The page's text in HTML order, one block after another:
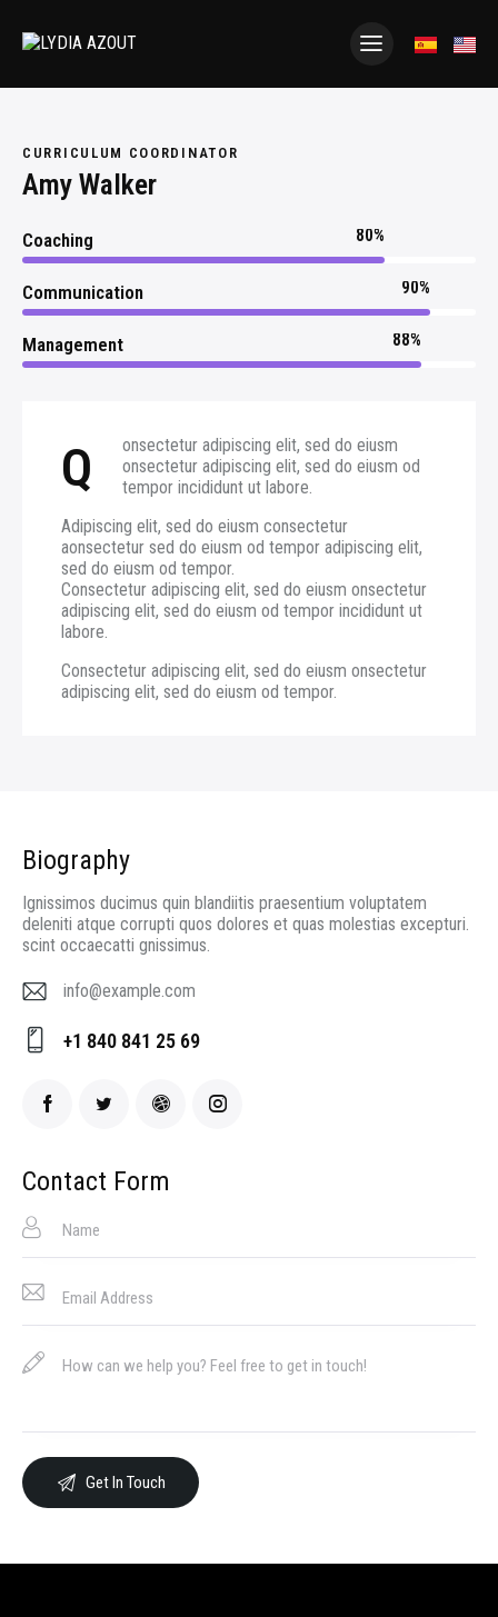
CURRICULUM COORDINATOR
Amy Walker
Coaching 80%
Communication 90%
Management 88%
Q
onsectetur adipiscing elit, sed do eiusm
onsectetur adipiscing elit, sed do eiusm od
tempor incididunt ut labore.
Adipiscing elit, sed do eiusm consectetur
aonsectetur sed do eiusm od tempor adipiscing elit,
sed do eiusm od tempor.
Consectetur adipiscing elit, sed do eiusm onsectetur
adipiscing elit, sed do eiusm od tempor incididunt ut
labore.
Consectetur adipiscing elit, sed do eiusm onsectetur
adipiscing elit, sed do eiusm od tempor.
Biography
Ignissimos ducimus quin blandiitis praesentium voluptatem
deleniti atque corrupti quos dolores et quas molestias excepturi.
scint occaecatti gnissimus.
E-
ma
info@example.com
on
+1 840 841 25 69
Contact Form